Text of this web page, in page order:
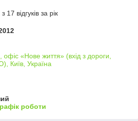
17 відгуків за рік
«Нове життя» (вхід з дороги,
Київ, Україна
роботи